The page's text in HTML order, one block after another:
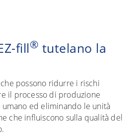
fill® tutelano la
possono ridurre i rischi
il processo di produzione
ed eliminando le unità
che influiscono sulla qualità del